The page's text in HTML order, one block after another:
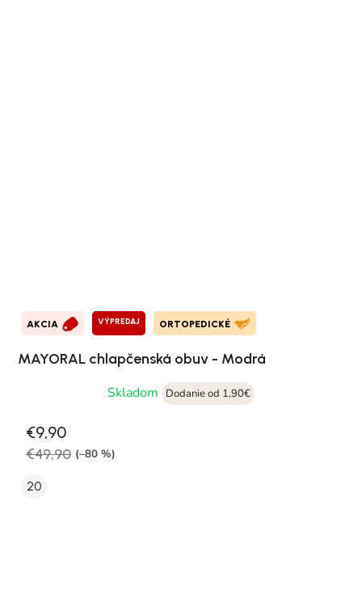
AKCIA VÝPREDAJ ORTOPEDICKÉ
MAYORAL chlapčenská obuv - Modrá
Skladom
Dodanie od 1,90€
€9,90
€49,90 (–80 %)
20